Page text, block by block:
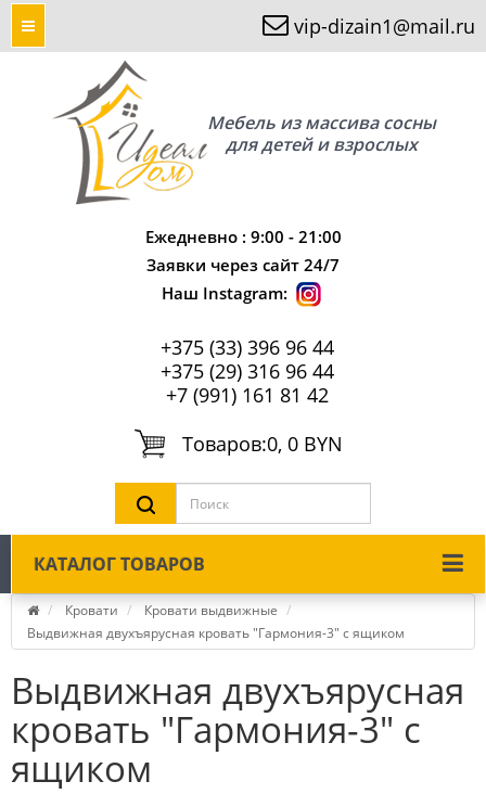
vip-dizain1@mail.ru
Мебель из массива сосны
для детей и взрослых
Ежедневно : 9:00 - 21:00
Заявки через сайт 24/7
Наш Instagram:
+375 (33) 396 96 44
+375 (29) 316 96 44
+7 (991) 161 81 42
Tоваров:0, 0 BYN
КАТАЛОГ ТОВАРОВ
Кровати
Кровати выдвижные
Выдвижная двухъярусная кровать "Гармония-3" с ящиком
Выдвижная двухъярусная
кровать "Гармония-3" с
ящиком